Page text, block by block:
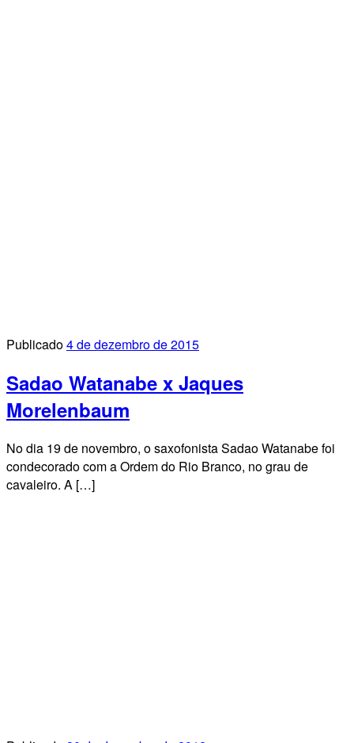
Publicado4 de dezembro de 2015
Sadao Watanabe x Jaques
Morelenbaum
No dia 19 de novembro, o saxofonista Sadao Watanabe foi
condecorado com a Ordem do Rio Branco, no grau de
cavaleiro. A […]